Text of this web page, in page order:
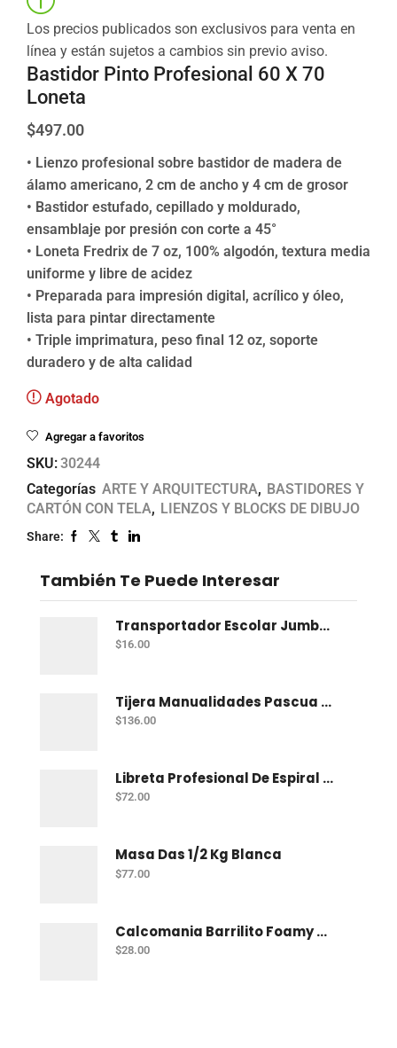
Los precios publicados son exclusivos para venta en
línea y están sujetos a cambios sin previo aviso.
Bastidor Pinto Profesional 60 X 70
Loneta
$497.00
• Lienzo profesional sobre bastidor de madera de
álamo americano, 2 cm de ancho y 4 cm de grosor
• Bastidor estufado, cepillado y moldurado,
ensamblaje por presión con corte a 45°
• Loneta Fredrix de 7 oz, 100% algodón, textura media
uniforme y libre de acidez
• Preparada para impresión digital, acrílico y óleo,
lista para pintar directamente
• Triple imprimatura, peso final 12 oz, soporte
duradero y de alta calidad
Agotado
Agregar a favoritos
SKU:30244
Categorías ARTE Y ARQUITECTURA, BASTIDORES Y
CARTÓN CON TELA, LIENZOS Y BLOCKS DE DIBUJO
Share:
También Te Puede Interesar
Transportador Escolar Jumbo Plastico 360 Grados
$16.00
Tijera Manualidades Pascua P/Foamy Ondas
$136.00
Libreta Profesional De Espiral Norma Color 100 H Bco
$72.00
Masa Das 1/2 Kg Blanca
$77.00
Calcomania Barrilito Foamy Dinosaurios
$28.00